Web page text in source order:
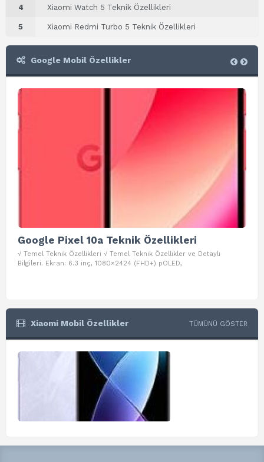
4 Xiaomi Watch 5 Teknik Özellikleri
5 Xiaomi Redmi Turbo 5 Teknik Özellikleri
Google Mobil Özellikler
Google Pixel 10a Teknik Özellikleri
√ Temel Teknik Özellikleri √ Temel Teknik Özellikler ve Detaylı
Bilgileri. Ekran: 6.3 inç, 1080×2424 (FHD+) pOLED,
Xiaomi Mobil Özellikler TÜMÜNÜ GÖSTER